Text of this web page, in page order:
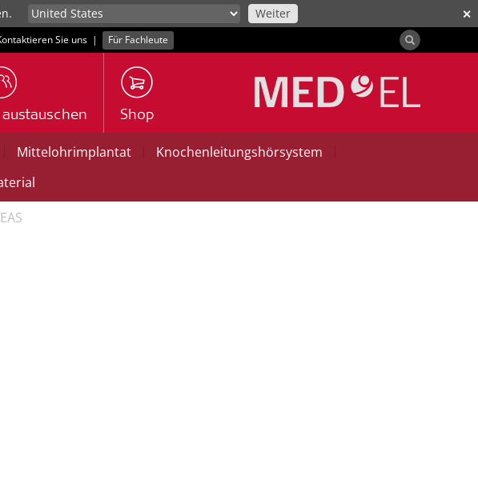
✕
Weiter
Sie uns | Für Fachleute
Shop
| Mittelohrimplantat | Knochenleitungshörsystem
|